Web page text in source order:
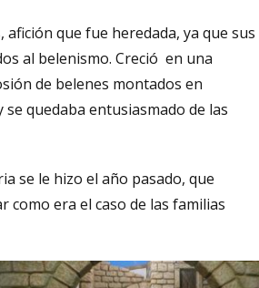
que fue heredada, ya que sus
al belenismo. Creció en una
de belenes montados en
quedaba entusiasmado de las
se le hizo el año pasado, que
era el caso de las familias